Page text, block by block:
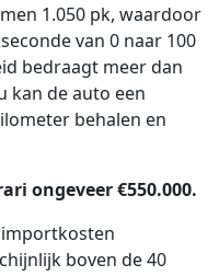
1.050 pk, waardoor
van 0 naar 100
bedraagt meer dan
kan de auto een
behalen en
ongeveer €550.000.
boven de 40